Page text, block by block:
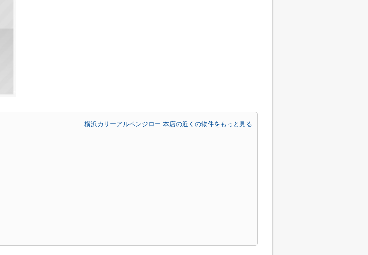
横浜カリーアルペンジロー 本店の近くの物件をもっと見る